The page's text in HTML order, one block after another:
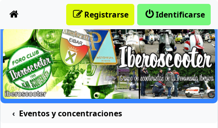
Identificarse
Registrarse
Eventos y concentraciones